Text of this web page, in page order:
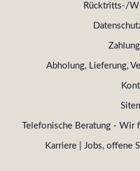
Rücktritts-/
Abholung, Lieferung,
Telefonische Beratung - Wir
Karriere | Jobs, offene